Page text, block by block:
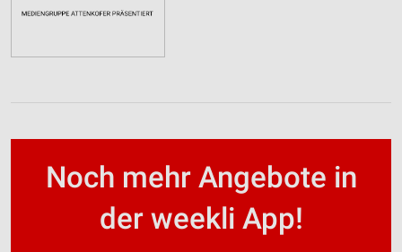
Noch mehr Angebote in
der weekli App!